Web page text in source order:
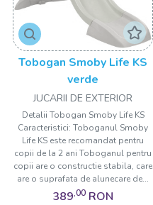
Tobogan Smoby Life KS
verde
JUCARII DE EXTERIOR
Detalii Tobogan Smoby Life KS
Caracteristici: Toboganul Smoby
Life KS este recomandat pentru
copii de la 2 ani Toboganul pentru
copii are o constructie stabila, care
are o suprafata de alunecare de...
389,00 RON